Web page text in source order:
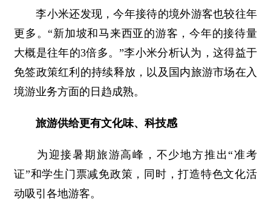
李小米还发现，今年接待的境外游客也较往年
更多。“新加坡和马来西亚的游客，今年的接待量
大概是往年的3倍多。”李小米分析认为，这得益于
免签政策红利的持续释放，以及国内旅游市场在入
境游业务方面的日趋成熟。
旅游供给更有文化味、科技感
为迎接暑期旅游高峰，不少地方推出“准考
证”和学生门票减免政策，同时，打造特色文化活
动吸引各地游客。